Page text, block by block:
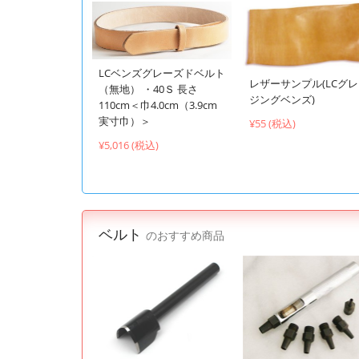
LCベンズグレーズドベルト
（無地） ・40Ｓ 長さ
110cm＜巾4.0cm（3.9cm
実寸巾）＞
¥5,016 (税込)
レザーサンプル(LCグ
ジングベンズ)
¥55 (税込)
ベルト のおすすめ商品